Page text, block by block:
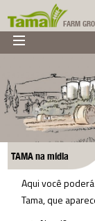
FARM
▼
▼
TAMA na mídia
Aqui você
Tama, que